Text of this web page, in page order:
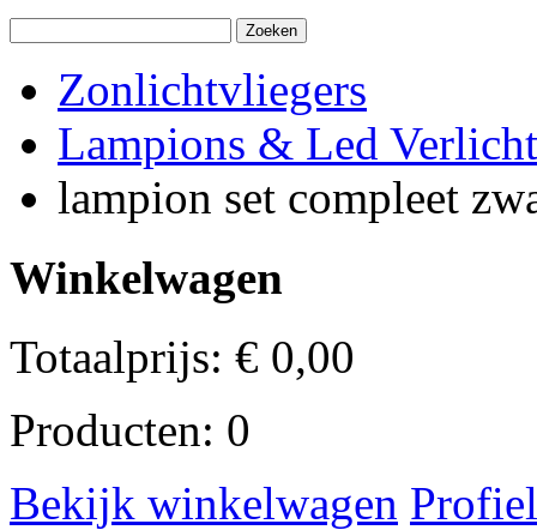
Zonlichtvliegers
Lampions & Led
lampion set compleet
Winkelwagen
Totaalprijs: € 0,00
Producten: 0
Bekijk winkelwagen Profiel